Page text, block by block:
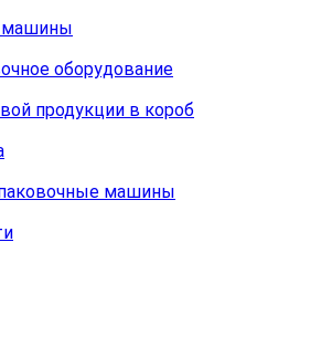
машины
оборудование
продукции в короб
машины